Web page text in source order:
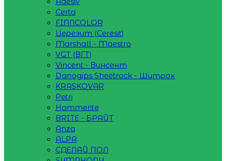
Certa
FINNCOLOR
Церезит (Ceresit)
Marshall - Maestro
VGT (ВГТ)
Vincent - Винсент
Danogips Sheetrock - Шитрок
KRASKOVAR
Petri
Hammerite
BRITE - БРАЙТ
Anza
ALPA
СДЕЛАЙ ПОЛ